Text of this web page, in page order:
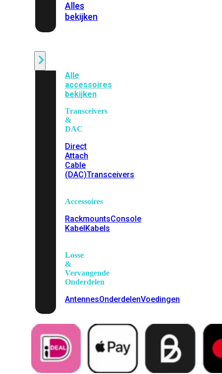
Alles
bekijken
Alle
accessoires
bekijken
Transceivers
&
DAC
Direct
Attach
Cable
(DAC)Transceivers
Accessoires
RackmountsConsole
KabelKabels
Losse
&
Vervangende
Onderdelen
AntennesOnderdelenVoedingen